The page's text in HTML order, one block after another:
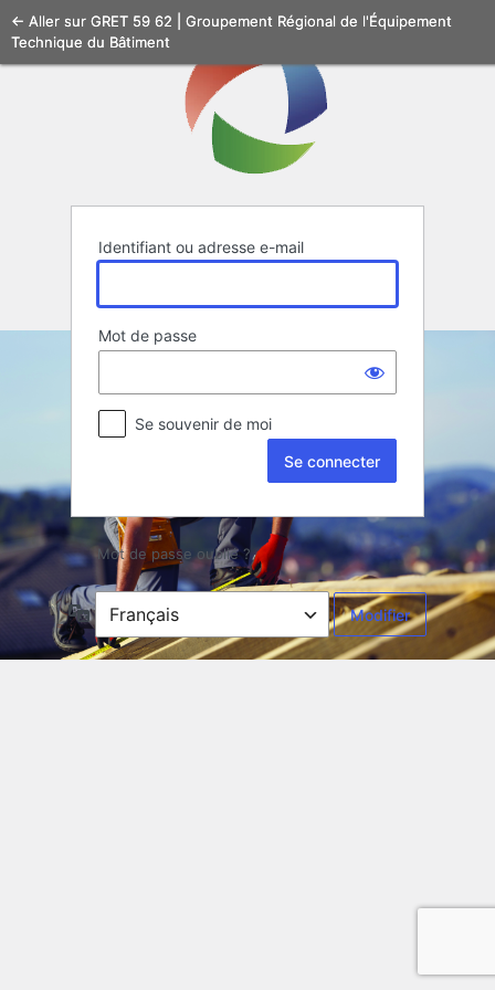
Se
connecter
Identifiant ou adresse e-mail
Mot de passe
Se souvenir de moi
Mot de passe oublié ?
← Aller sur GRET 59 62 | Groupement Régional de l'Équipement
Technique du Bâtiment
Langue